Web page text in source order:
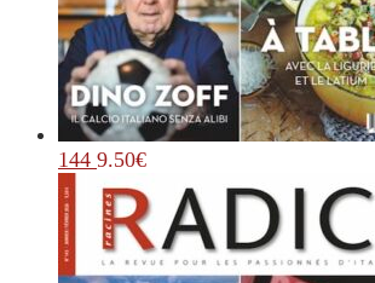
144 9.50€